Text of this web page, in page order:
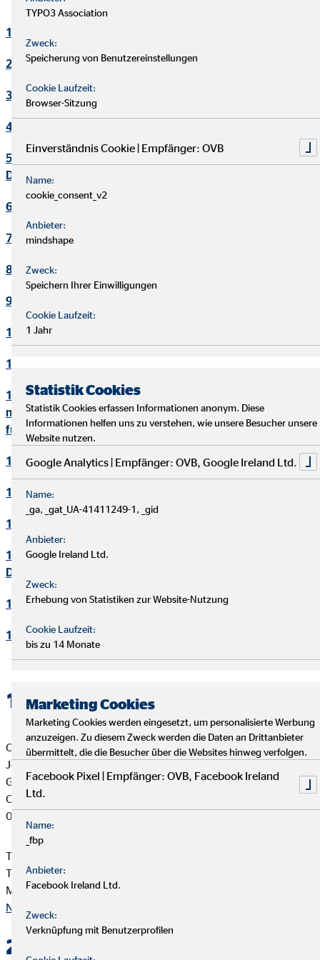
1. Verantwortlicher
2. Kontakt Datenschutzbeauftragter
3. Maßgebliche Rechtsgrundlagen
4. Sicherheitsmaßnahmen
5. Übermittlung und Offenbarung von personenbezogenen
Daten
6. Datenverarbeitung in Drittländern
7. Einsatz von Cookies
8. Kontaktaufnahme
9. Bereitstellung des Onlineangebotes und Webhosting
10. Bewerbungsverfahren
11. Online-Marketing
12. Informationen zum Datenschutz und rechtlich
notwendige Informationen beim Einsatz des Service "Zoom"
für Videokonferenzen
13. Löschung von Daten
14. Präsenzen in sozialen Netzwerken
15. Plugins und eingebettete Funktionen sowie Inhalte
16. Änderung und Aktualisierung der
Datenschutzerklärung
17. Rechte der betroffenen Personen
18. Begriffsdefinitionen
1. Verantwortlicher
OVB Vermögensberatung AG
Jörg Schmidt
Generalagent für die OVB
Otto-Devrient-Str. 31b
07743 Jena
Telefon: +49 3641 890151
Telefax: +49 3641 829206
Mail:jschmidt@ovb.de
Nach oben
2. Kontakt
TYPO3 Association
Zweck:
Speicherung von Benutzereinstellungen
Cookie Laufzeit:
Browser-Sitzung
Einverständnis Cookie | Empfänger: OVB
Name:
cookie_consent_v2
Anbieter:
mindshape
Zweck:
Speichern Ihrer Einwilligungen
Cookie Laufzeit:
1 Jahr
Statistik Cookies
Statistik Cookies erfassen Informationen anonym. Diese
Informationen helfen uns zu verstehen, wie unsere Besucher unsere
Website nutzen.
Google Analytics | Empfänger: OVB, Google Ireland Ltd.
Name:
_ga, _gat_UA-41411249-1, _gid
Anbieter:
Google Ireland Ltd.
Zweck:
Erhebung von Statistiken zur Website-Nutzung
Cookie Laufzeit:
bis zu 14 Monate
Marketing Cookies
Marketing Cookies werden eingesetzt, um personalisierte Werbung
anzuzeigen. Zu diesem Zweck werden die Daten an Drittanbieter
übermittelt, die die Besucher über die Websites hinweg verfolgen.
Facebook Pixel | Empfänger: OVB, Facebook Ireland
Ltd.
Name:
_fbp
Anbieter:
Facebook Ireland Ltd.
Zweck:
Verknüpfung mit Benutzerprofilen